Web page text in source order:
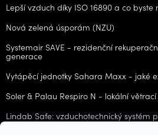
Lepší vzduch díky ISO 16890 a co byste
Nová zelená úsporám (NZU)
Systemair SAVE - rezidenční
generace
Vytápěcí jednotky Sahara Maxx - jaké
Soler & Palau Respiro N - lokální
Lindab Safe: vzduchotechnický systém